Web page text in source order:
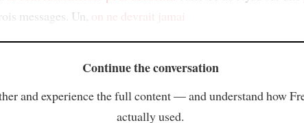
messages. Un, on ne devrait jamai
Continue the conversation
and experience the full content — and understand how
actually used.